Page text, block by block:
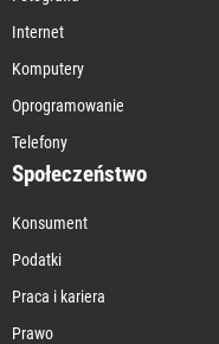
Internet
Komputery
Oprogramowanie
Telefony
Społeczeństwo
Konsument
Podatki
Praca i kariera
Prawo